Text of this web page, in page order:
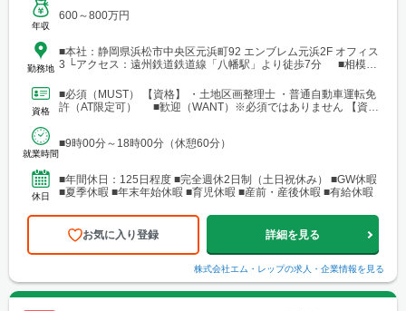
年収
600～800万円
勤務地
■本社：静岡県浜松市中央区元浜町92 エンブレム元浜2F オフィス
3 └アクセス：遠州鉄道鉄道線「八幡駅」より徒歩7分 ■相模原
「橋本駅」よりバス25分
資格
■必須（MUST） 【資格】 ・土地区画整理士 ・普通自動車運転免
許（AT限定可） ■歓迎（WANT）※必須ではありません 【資
就業時間
■9時00分～18時00分（休憩60分）
休日
■年間休日：125日程度 ■完全週休2日制（土日祝休み） ■GW休暇
■夏季休暇 ■年末年始休暇 ■育児休暇 ■産前・産後休暇 ■有給休暇
お気に入り登録 詳細を見る
株式会社エム・レップの求人・企業情報を見る